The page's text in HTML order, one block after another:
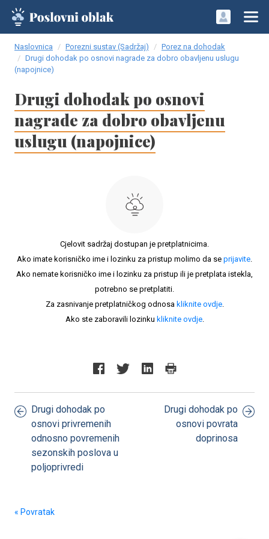
Naslovnica Porezni sustav (Sadržaj)
Porez na dohodak
Drugi dohodak po osnovi nagrade za dobro obavljenu uslugu
(napojnice)
Drugi dohodak po osnovi
nagrade za dobro obavljenu
uslugu (napojnice)
Cjelovit sadržaj dostupan je pretplatnicima.
Ako imate korisničko ime i lozinku za pristup molimo da se prijavite.
Ako nemate korisničko ime i lozinku za pristup ili je pretplata istekla,
potrebno se pretplatiti.
Za zasnivanje pretplatničkog odnosa kliknite ovdje.
Ako ste zaboravili lozinku kliknite ovdje.
Drugi dohodak po
osnovi privremenih
odnosno povremenih
sezonskih poslova u
poljoprivredi
Drugi dohodak po
osnovi povrata
doprinosa
« Povratak